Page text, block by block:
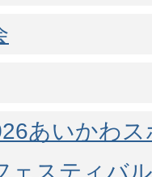
あいかわ
ェスティバ